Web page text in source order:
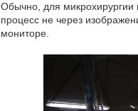
Обычно, для микрохирургии
процесс не через
мониторе.